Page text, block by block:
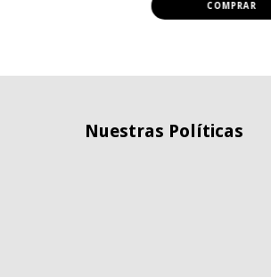
Nuestras Políticas